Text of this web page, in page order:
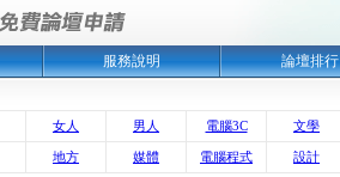
服務說明 論壇排行
女人 男人 電腦3C 文學
地方 媒體 電腦程式 設計